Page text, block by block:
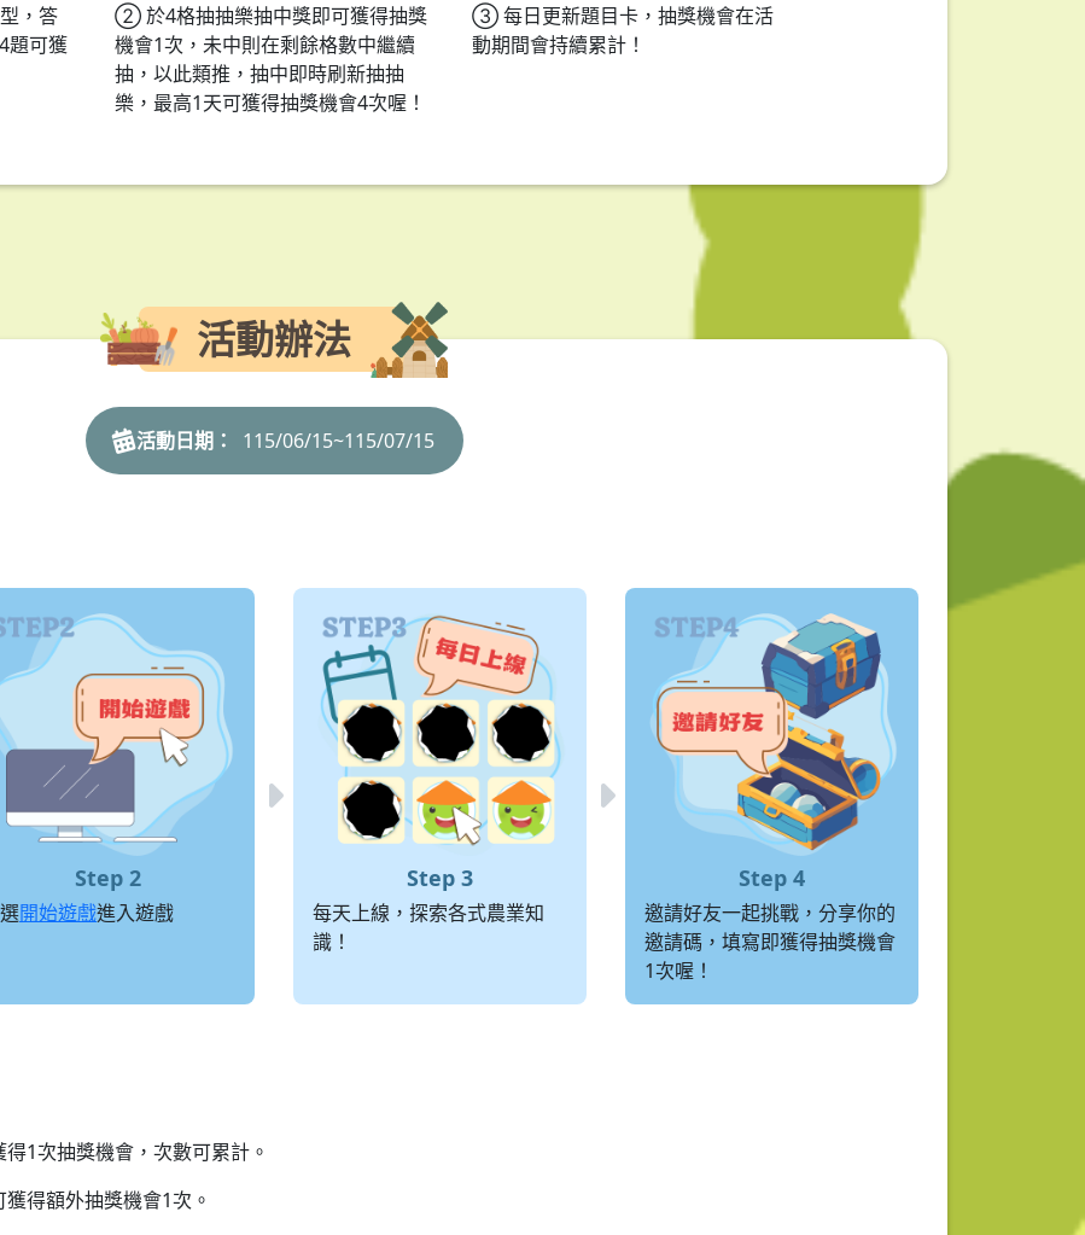
，答
題可獲
② 於4格抽抽樂抽中獎即可獲得抽獎
機會1次，未中則在剩餘格數中繼續
抽，以此類推，抽中即時刷新抽抽
樂，最高1天可獲得抽獎機會4次喔！
③ 每日更新題目卡，抽獎機會在活
動期間會持續累計！
活動辦法
活動日期： 115/06/15~115/07/15
開始遊戲進入遊戲
每天上線，探索各式農業知
識！
邀請好友一起挑戰，分享你的
邀請碼，填寫即獲得抽獎機會
1次喔！
1次抽獎機會，次數可累計。
得額外抽獎機會1次。